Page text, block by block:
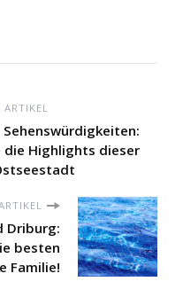
ARTIKEL
die Highlights dieser
Driburg:
besten
Familie!